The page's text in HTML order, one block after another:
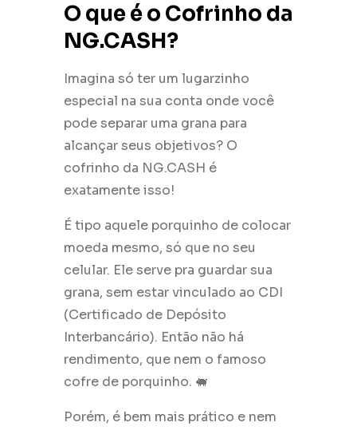
O que é o Cofrinho da
NG.CASH?
Imagina só ter um lugarzinho
especial na sua conta onde você
pode separar uma grana para
alcançar seus objetivos? O
cofrinho da NG.CASH é
exatamente isso!
É tipo aquele porquinho de colocar
moeda mesmo, só que no seu
celular. Ele serve pra guardar sua
grana, sem estar vinculado ao CDI
(Certificado de Depósito
Interbancário). Então não há
rendimento, que nem o famoso
cofre de porquinho. 🐖
Porém, é bem mais prático e nem